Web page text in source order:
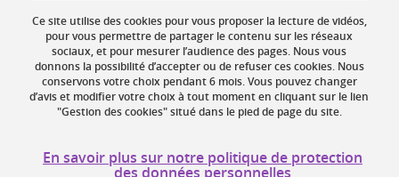
Gestion des cookies
Accessibilité : non conforme
Ce site utilise des cookies pour vous proposer la lecture de vidéos,
pour vous permettre de partager le contenu sur les réseaux
sociaux, et pour mesurer l’audience des pages. Nous vous
donnons la possibilité d’accepter ou de refuser ces cookies. Nous
conservons votre choix pendant 6 mois. Vous pouvez changer
d’avis et modifier votre choix à tout moment en cliquant sur le lien
"Gestion des cookies" situé dans le pied de page du site.
En savoir plus sur notre politique de protection
des données personnelles